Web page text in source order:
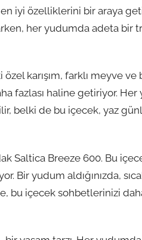
iyi özelliklerini bir araya
her yudumda adeta bir
karışım, farklı meyve
fazlası haline getiriyor. Her
belki de bu içecek, yaz
Saltica Breeze 600. Bu
Bir yudum aldığınızda,
bu içecek sohbetlerinizi